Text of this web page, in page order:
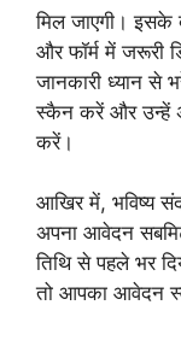
मिल जाएगी। इसके
और फॉर्म में जरूरी
जानकारी ध्यान से
स्कैन करें और उन्हें
करें।
आखिर में, भविष्य
अपना आवेदन
तिथि से पहले भर
तो आपका आवेदन